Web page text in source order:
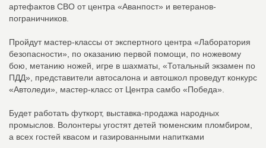
артефактов СВО от центра «Аванпост» и ветеранов-
пограничников.
Пройдут мастер-классы от экспертного центра «Лаборатория
безопасности», по оказанию первой помощи, по ножевому
бою, метанию ножей, игре в шахматы, «Тотальный экзамен по
ПДД», представители автосалона и автошкол проведут конкурс
«Автоледи», мастер-класс от Центра самбо «Победа».
Будет работать футкорт, выставка-продажа народных
промыслов. Волонтеры угостят детей тюменским пломбиром,
а всех гостей квасом и газированными напитками